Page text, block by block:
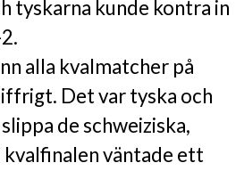
tyskarna kunde kontra in
alla kvalmatcher på
Det var tyska och
de schweiziska,
kvalfinalen väntade ett